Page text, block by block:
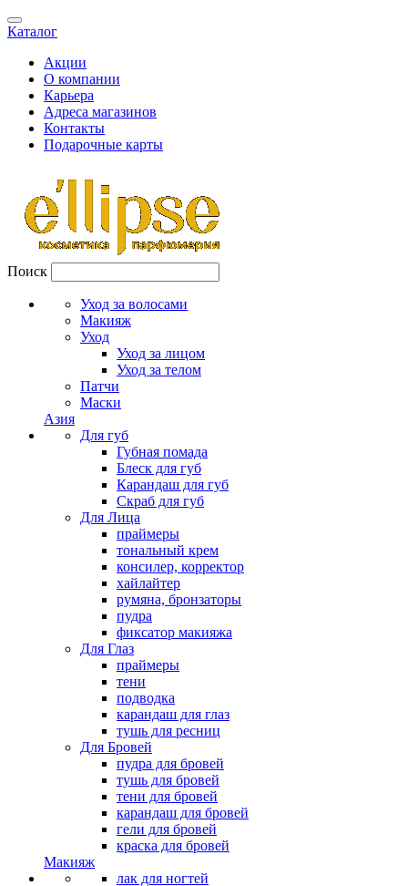
Каталог
Акции
О компании
Карьера
Адреса магазинов
Контакты
Подарочные карты
Поиск
Уход за волосами
Макияж
Уход
Уход за лицом
Уход за телом
Патчи
Маски
Азия
Для губ
Губная помада
Блеск для губ
Карандаш для губ
Скраб для губ
Для Лица
праймеры
тональный крем
консилер, корректор
хайлайтер
румяна, бронзаторы
пудра
фиксатор макияжа
Для Глаз
праймеры
тени
подводка
карандаш для глаз
тушь для ресниц
Для Бровей
пудра для бровей
тушь для бровей
тени для бровей
карандаш для бровей
гели для бровей
краска для бровей
Макияж
лак для ногтей